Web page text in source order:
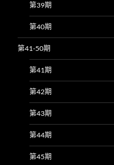
第39期
第40期
第41-50期
第41期
第42期
第43期
第44期
第45期